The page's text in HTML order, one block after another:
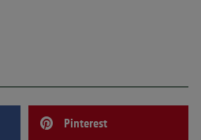
Pinterest